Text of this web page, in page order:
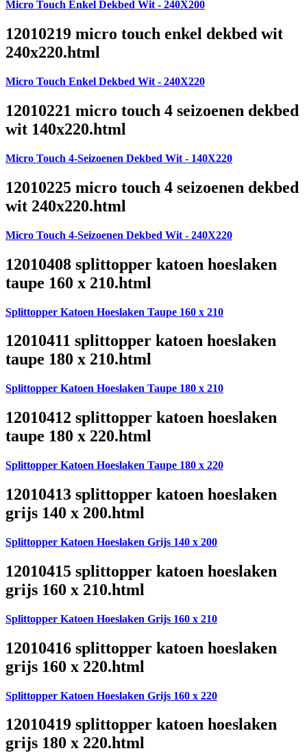
Micro Touch Enkel Dekbed Wit - 240X200
12010219 micro touch enkel dekbed wit
240x220.html
Micro Touch Enkel Dekbed Wit - 240X220
12010221 micro touch 4 seizoenen dekbed
wit 140x220.html
Micro Touch 4-Seizoenen Dekbed Wit - 140X220
12010225 micro touch 4 seizoenen dekbed
wit 240x220.html
Micro Touch 4-Seizoenen Dekbed Wit - 240X220
12010408 splittopper katoen hoeslaken
taupe 160 x 210.html
Splittopper Katoen Hoeslaken Taupe 160 x 210
12010411 splittopper katoen hoeslaken
taupe 180 x 210.html
Splittopper Katoen Hoeslaken Taupe 180 x 210
12010412 splittopper katoen hoeslaken
taupe 180 x 220.html
Splittopper Katoen Hoeslaken Taupe 180 x 220
12010413 splittopper katoen hoeslaken
grijs 140 x 200.html
Splittopper Katoen Hoeslaken Grijs 140 x 200
12010415 splittopper katoen hoeslaken
grijs 160 x 210.html
Splittopper Katoen Hoeslaken Grijs 160 x 210
12010416 splittopper katoen hoeslaken
grijs 160 x 220.html
Splittopper Katoen Hoeslaken Grijs 160 x 220
12010419 splittopper katoen hoeslaken
grijs 180 x 220.html